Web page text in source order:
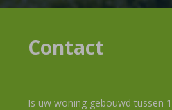
Contact
Is uw woning gebouwd tussen